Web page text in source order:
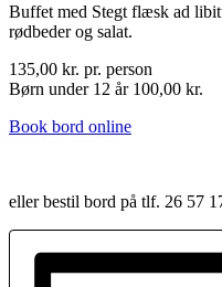
Buffet med Stegt flæsk ad
rødbeder og salat.
135,00 kr. pr. person
Børn under 12 år 100,00 kr.
Book bord online
eller bestil bord på tlf. 26 57